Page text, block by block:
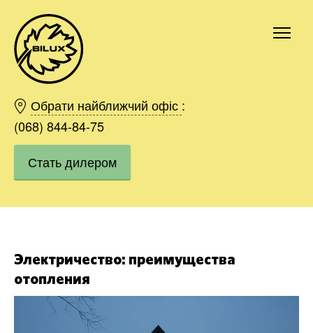
Обрати найближчий офіс :
(068) 844-84-75
Стать дилером
Электричество: преимущества
отопления
Киев
Харьков
Одесса
Днепр
Ивано-Франковск
Область
Заказать